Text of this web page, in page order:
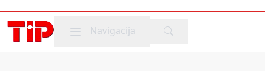
Mobile menu
Navigacija